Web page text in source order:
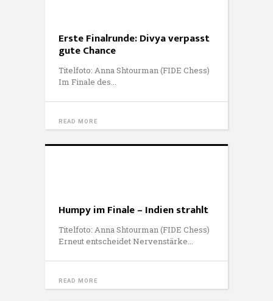
Erste Finalrunde: Divya verpasst
gute Chance
Titelfoto: Anna Shtourman (FIDE Chess)
Im Finale des
READ MORE
Humpy im Finale – Indien strahlt
Titelfoto: Anna Shtourman (FIDE Chess)
Erneut entscheidet Nervenstärke
READ MORE